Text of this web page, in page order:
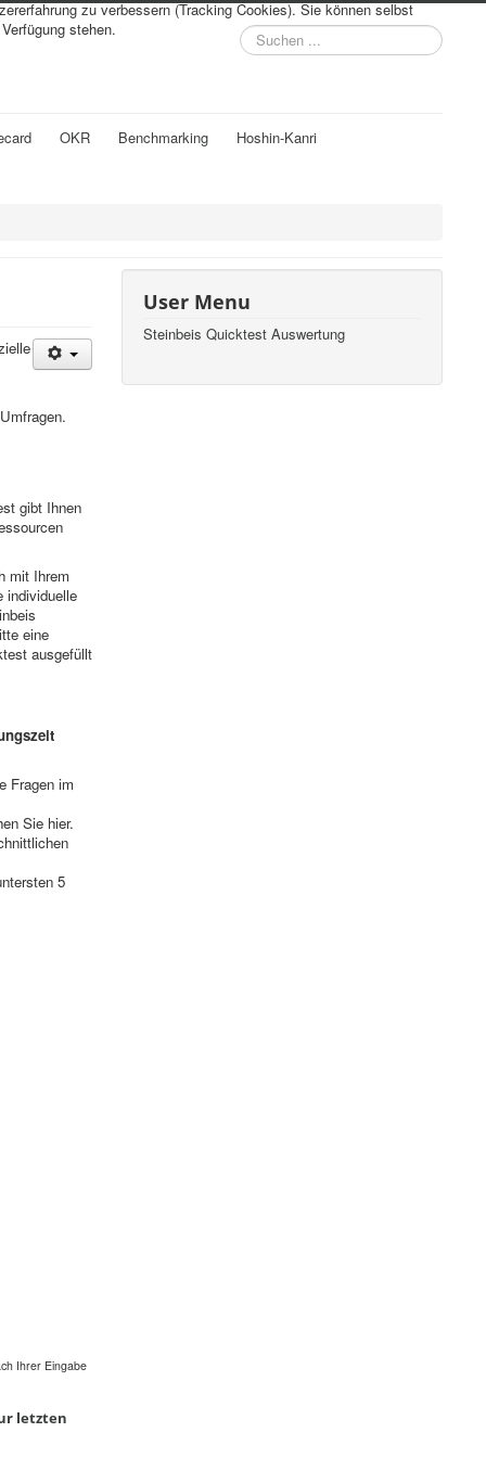
Suchen
...
OKR Benchmarking
Hoshin-Kanri
gibt Ihnen
mit Ihrem
individuelle
eine
ausgefüllt
Fragen im
Sie hier.
5
Ihrer Eingabe
letzten
User Menu
Steinbeis Quicktest Auswertung
zu verbessern (Tracking Cookies). Sie können selbst
stehen.